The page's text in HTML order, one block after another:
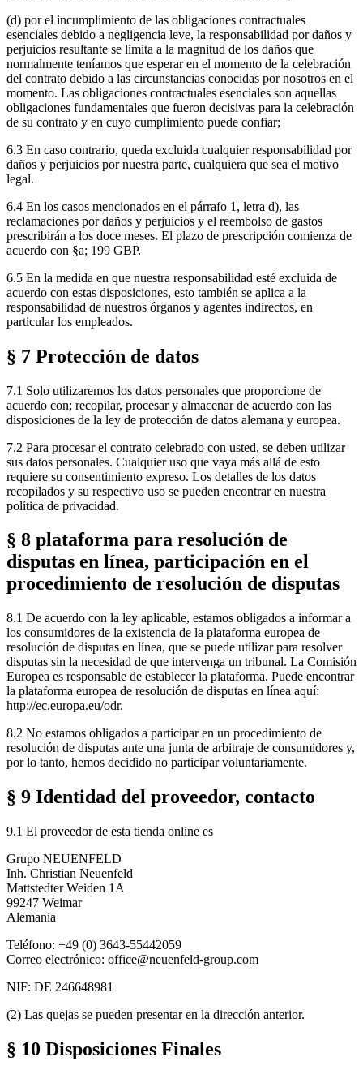
(d) por el incumplimiento de las obligaciones contractuales
esenciales debido a negligencia leve, la responsabilidad por daños y
perjuicios resultante se limita a la magnitud de los daños que
normalmente teníamos que esperar en el momento de la celebración
del contrato debido a las circunstancias conocidas por nosotros en el
momento. Las obligaciones contractuales esenciales son aquellas
obligaciones fundamentales que fueron decisivas para la celebración
de su contrato y en cuyo cumplimiento puede confiar;
6.3 En caso contrario, queda excluida cualquier responsabilidad por
daños y perjuicios por nuestra parte, cualquiera que sea el motivo
legal.
6.4 En los casos mencionados en el párrafo 1, letra d), las
reclamaciones por daños y perjuicios y el reembolso de gastos
prescribirán a los doce meses. El plazo de prescripción comienza de
acuerdo con §a; 199 GBP.
6.5 En la medida en que nuestra responsabilidad esté excluida de
acuerdo con estas disposiciones, esto también se aplica a la
responsabilidad de nuestros órganos y agentes indirectos, en
particular los empleados.
§ 7 Protección de datos
7.1 Solo utilizaremos los datos personales que proporcione de
acuerdo con; recopilar, procesar y almacenar de acuerdo con las
disposiciones de la ley de protección de datos alemana y europea.
7.2 Para procesar el contrato celebrado con usted, se deben utilizar
sus datos personales. Cualquier uso que vaya más allá de esto
requiere su consentimiento expreso. Los detalles de los datos
recopilados y su respectivo uso se pueden encontrar en nuestra
política de privacidad.
§ 8 plataforma para resolución de
disputas en línea, participación en el
procedimiento de resolución de disputas
8.1 De acuerdo con la ley aplicable, estamos obligados a informar a
los consumidores de la existencia de la plataforma europea de
resolución de disputas en línea, que se puede utilizar para resolver
disputas sin la necesidad de que intervenga un tribunal. La Comisión
Europea es responsable de establecer la plataforma. Puede encontrar
la plataforma europea de resolución de disputas en línea aquí:
http://ec.europa.eu/odr.
8.2 No estamos obligados a participar en un procedimiento de
resolución de disputas ante una junta de arbitraje de consumidores y,
por lo tanto, hemos decidido no participar voluntariamente.
§ 9 Identidad del proveedor, contacto
9.1 El proveedor de esta tienda online es
Grupo NEUENFELD
Inh. Christian Neuenfeld
Mattstedter Weiden 1A
99247 Weimar
Alemania
Teléfono: +49 (0) 3643-55442059
Correo electrónico: office@neuenfeld-group.com
NIF: DE 246648981
(2) Las quejas se pueden presentar en la dirección anterior.
§ 10 Disposiciones Finales